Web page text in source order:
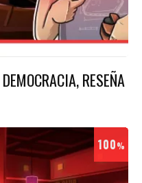
RESEÑA
100%